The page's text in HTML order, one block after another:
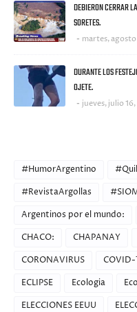
DEBIERON CERRAR
SORETES.
martes,
DURANTE LOS
OJETE.
jueves, julio
#HumorArgentino
#RevistaArgollas
Argentinos por el mundo:
CHACO:
CHAPANAY
CORONAVIRUS
COVID-
ECLIPSE
Ecologia
ELECCIONES EEUU